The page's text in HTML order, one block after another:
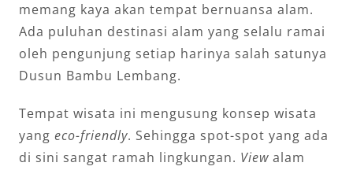
memang kaya akan tempat bernuansa alam.
Ada puluhan destinasi alam yang selalu ramai
oleh pengunjung setiap harinya salah satunya
Dusun Bambu Lembang.
Tempat wisata ini mengusung konsep wisata
yang eco-friendly. Sehingga spot-spot yang ada
di sini sangat ramah lingkungan. View alam